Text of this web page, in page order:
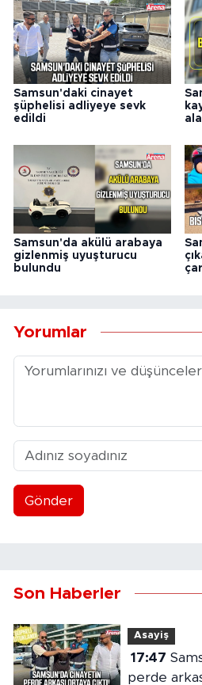
Samsun'daki cinayet
şüphelisi adliyeye sevk
edildi
Samsun'da akülü arabaya
gizlenmiş uyuşturucu
bulundu
Yorumlar
Gönder
Son Haberler
Asayiş
17:47
perde